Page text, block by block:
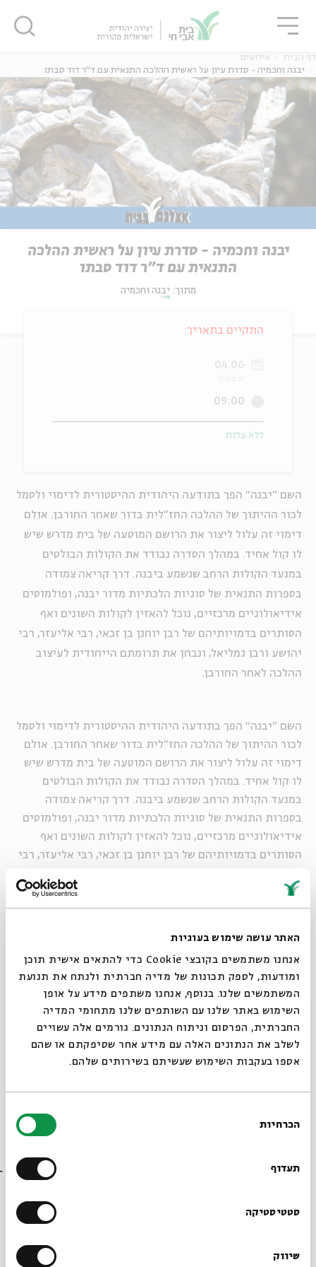
האתר עושה שימוש בעוגיות
אנחנו משתמשים בקובצי Cookie כדי להתאים אישית תוכן
ומודעות, לספק תכונות של מדיה חברתית ולנתח את תנועת
המשתמשים שלנו. בנוסף, אנחנו משתפים מידע על אופן
השימוש באתר שלנו עם השותפים שלנו מתחומי המדיה
החברתית, הפרסום וניתוח הנתונים. גורמים אלה עשויים
לשלב את הנתונים האלה עם מידע אחר שסיפקתם או שהם
אספו בעקבות השימוש שעשיתם בשירותים שלהם.
הסכמה
הכרחיות
תעדוף
סטטיסטיקה
שיווק
דף הבית
אירועים
יבנה וחכמיה - סדרת עיון על ראשית ההלכה התנאית עם ד"ר דוד סבתו
יבנה וחכמיה - סדרת עיון על ראשית ההלכה
התנאית עם ד"ר דוד סבתו
מתוך: יבנה וחכמיה
השם "יבנה" הפך בתודעה היהודית ההיסטורית לדימוי ולסמל
לכור ההיתוך של ההלכה החז"לית בדור שאחר החורבן. אולם
דימוי זה עלול ליצור את הרושם המוטעה של בית מדרש שיש
לו קול אחיד. במהלך הסדרה נבודד את הקולות הבולטים
במנעד הקולות הרחב שנשמע ביבנה. דרך קריאה צמודה
בספרות התנאית של סוגיות הלכתיות מדור יבנה, ופולמוסים
אידיאולוגיים מרכזיים, נוכל להאזין לקולות השונים ואף
הסותרים בדמויותיהם של רבן יוחנן בן זכאי, רבי אליעזר, רבי
יהושע ורבן גמליאל, ונבחן את תרומתם הייחודית לעיצוב
ההלכה לאחר החורבן.
השם "יבנה" הפך בתודעה היהודית ההיסטורית לדימוי ולסמל
לכור ההיתוך של ההלכה החז"לית בדור שאחר החורבן. אולם
דימוי זה עלול ליצור את הרושם המוטעה של בית מדרש שיש
לו קול אחיד. במהלך הסדרה נבודד את הקולות הבולטים
במנעד הקולות הרחב שנשמע ביבנה. דרך קריאה צמודה
בספרות התנאית של סוגיות הלכתיות מדור יבנה, ופולמוסים
אידיאולוגיים מרכזיים, נוכל להאזין לקולות השונים ואף
הסותרים בדמויותיהם של רבן יוחנן בן זכאי, רבי אליעזר, רבי
ההלכה לאחר החורבן
תגיות: יהדות הלכה שיעור מקוון
התקיים בתאריך:
04.06
09:00
ללא עלות
אירועים נוספים בסדרה
סגור
סגור